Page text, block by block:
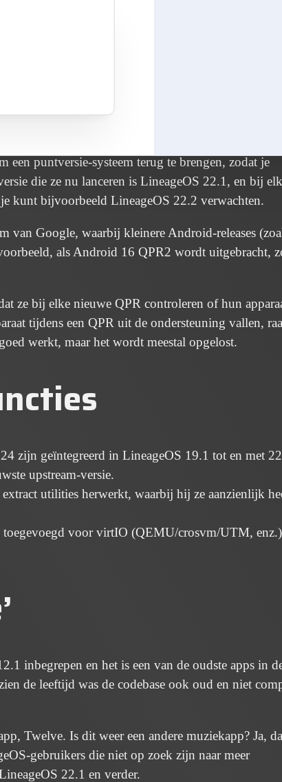
Android-versies (AOSP). Maar door een
LineageOS een stuk ingewikkelder
systeem waarbij elke drie maanden een update
Hierdoor moeten ze de hele codebase elke
apparaten gebruiken zonder veel waarschuwing te
halverwege een cyclus misschien geen updates
een puntversie-systeem terug te brengen, zodat je
die ze nu lanceren is LineageOS 22.1, en bij
kunt bijvoorbeeld LineageOS 22.2 verwachten.
van Google, waarbij kleinere Android-releases
als Android 16 QPR2 wordt uitgebracht,
ze bij elke nieuwe QPR controleren of hun
tijdens een QPR uit de ondersteuning vallen,
werkt, maar het wordt meestal opgelost.
zijn geïntegreerd in LineageOS 19.1 tot en met
upstream-versie.
utilities herwerkt, waarbij hij ze aanzienlijk
voor virtIO (QEMU/crosvm/UTM, enz.)
inbegrepen en het is een van de oudste apps in
de leeftijd was de codebase ook oud en niet
Twelve. Is dit weer een andere muziekapp? Ja,
gebruikers die niet op zoek zijn naar meer
22.1 en verder.